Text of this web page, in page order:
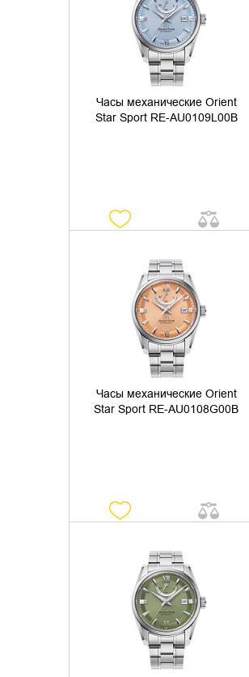
Часы механические Orient
Star Sport RE-AU0109L00B
Часы механические Orient
Star Sport RE-AU0108G00B
УТОЧНИТЬ НАЛИЧИЕ
УТОЧНИТЬ НАЛИЧИЕ